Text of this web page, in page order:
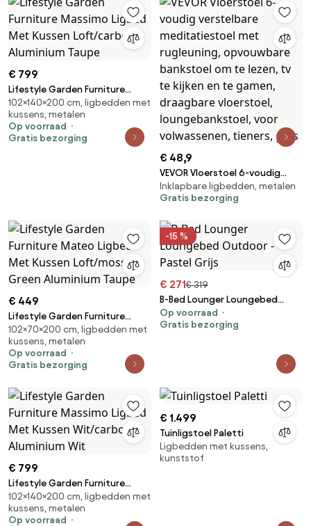
€ 799
Lifestyle Garden Furniture
Massimo Ligbed Met Kussen
Loft/carbon Aluminium Taupe
102×140×200 cm, ligbedden met
kussens, metalen
Op voorraad
Gratis bezorging
€ 48,9
VEVOR Vloerstoel 6-voudig
verstelbare meditatiestoel
met rugleuning, opvouwbare
kijken en te gamen, draagbare
vloerstoel, loungebankstoel,
voor volwassenen, tieners, grijs
Inklapbare ligbedden, metalen
Gratis bezorging
€ 449
Lifestyle Garden Furniture
Mateo Ligbed Met Kussen
Loft/moss Green Aluminium
Taupe
102×70×200 cm, ligbedden met
kussens, metalen
Op voorraad
Gratis bezorging
-15 %
€ 271€ 319
B-Bed Lounger Loungebed
Outdoor - Pastel Grijs
Op voorraad
Gratis bezorging
€ 799
Lifestyle Garden Furniture
Massimo Ligbed Met Kussen
Wit/carbon Aluminium Wit
102×140×200 cm, ligbedden met
kussens, metalen
Op voorraad
€ 1.499
Tuinligstoel Paletti
Ligbedden met kussens,
kunststof